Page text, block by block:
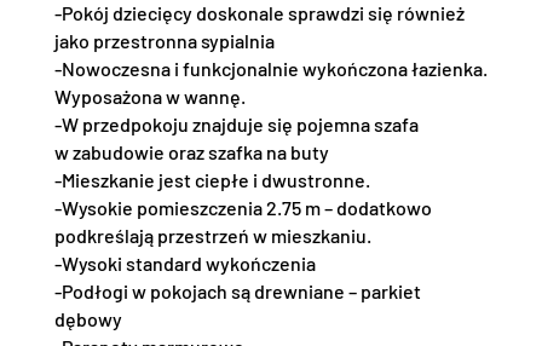
-Pokój dziecięcy doskonale sprawdzi się również
jako przestronna sypialnia
-Nowoczesna i funkcjonalnie wykończona łazienka.
Wyposażona w wannę.
-W przedpokoju znajduje się pojemna szafa
w zabudowie oraz szafka na buty
-Mieszkanie jest ciepłe i dwustronne.
-Wysokie pomieszczenia 2.75 m – dodatkowo
podkreślają przestrzeń w mieszkaniu.
-Wysoki standard wykończenia
-Podłogi w pokojach są drewniane – parkiet
dębowy